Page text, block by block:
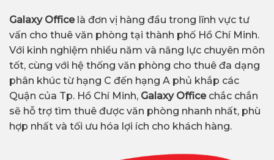
Galaxy Officelà đơn vị hàng đầu trong lĩnh vực tư
vấn cho thuê văn phòng tại thành phố Hồ Chí Minh.
Với kinh nghiệm nhiều năm và năng lực chuyên môn
tốt, cùng với hệ thống văn phòng cho thuê đa dạng
phân khúc từ hạng C đến hạng A phủ khắp các
Quận của Tp. Hồ Chí Minh, Galaxy Office chắc chắn
sẽ hỗ trợ tìm thuê được văn phòng nhanh nhất, phù
hợp nhất và tối ưu hóa lợi ích cho khách hàng.